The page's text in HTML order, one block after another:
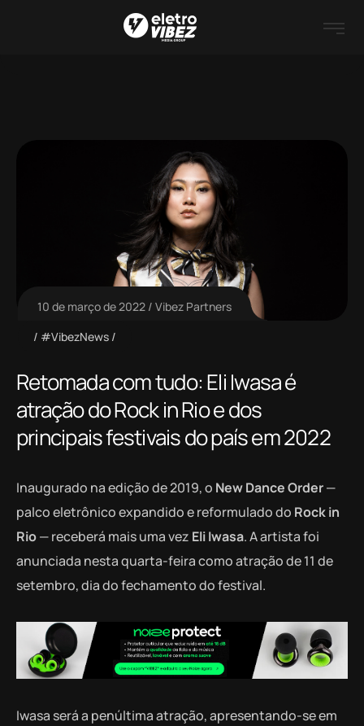
10 de março de 2022
Vibez Partners
#VibezNews
Retomada com tudo: Eli Iwasa é
atração do Rock in Rio e dos
principais festivais do país em 2022
Inaugurado na edição de 2019, o New Dance Order—
palco eletrônico expandido e reformulado do Rock in
Rio— receberá mais uma vez Eli Iwasa. A artista foi
anunciada nesta quarta-feira como atração de 11 de
setembro, dia do fechamento do festival.
Iwasa será a penúltima atração, apresentando-se em